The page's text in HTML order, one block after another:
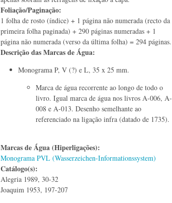
Foliação/Paginação:
1 folha de rosto (índice) + 1 página não numerada (recto da
primeira folha paginada) + 290 páginas numeradas + 1
página não numerada (verso da última folha) = 294 páginas.
Descrição das Marcas de Água:
Monograma P, V (?) e L, 35 x 25 mm.
Marca de água recorrente ao longo de todo o
livro. Igual marca de água nos livros A-006, A-
008 e A-013. Desenho semelhante ao
referenciado na ligação infra (datado de 1735).
Marcas de Água (Hiperligações):
Monograma PVL (Wasserzeichen-Informationssystem)
Catálogo(s):
Alegria 1989, 30-32
Joaquim 1953, 197-207